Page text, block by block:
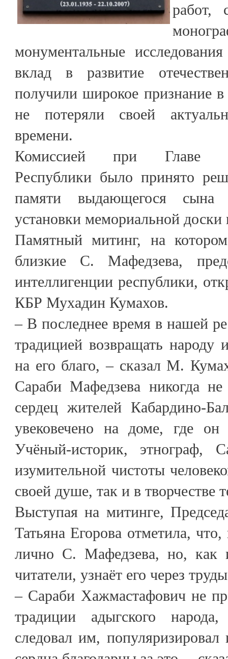
работ,
монументальные
вклад в развитие
получили широкое признание
не потеряли своей
времени.
Комиссией при Главе
Республики было принято
памяти выдающегося
установки мемориальной
Памятный митинг, на
близкие С. Мафедзева,
интеллигенции республики,
КБР Мухадин Кумахов.
– В последнее время в нашей
традицией возвращать народу
на его благо, – сказал М.
Сараби Мафедзева никогда
сердец жителей Кабардино-
увековечено на доме, где
Учёный-историк, этнограф,
изумительной чистоты
своей душе, так и в творчестве
Выступая на митинге,
Татьяна Егорова отметила,
лично С. Мафедзева, но, как
читатели, узнаёт его через
– Сараби Хажмастафович не
традиции адыгского
следовал им,